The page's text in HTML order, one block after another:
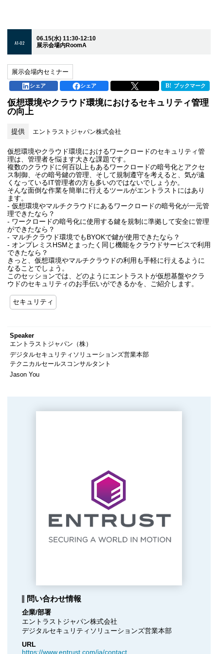
A1-02
06.15(水) 11:30-12:10
展示会場内RoomA
展示会場内セミナー
シェア シェア ブックマーク
仮想環境やクラウド環境におけるセキュリティ管理
の向上
提供 エントラストジャパン株式会社
仮想環境やクラウド環境におけるワークロードのセキュリティ管
理は、管理者を悩ます大きな課題です。
複数のクラウドに何百以上もあるワークロードの暗号化とアクセ
ス制御、その暗号鍵の管理、そして規制遵守を考えると、気が遠
くなっているIT管理者の方も多いのではないでしょうか。
そんな面倒な作業を簡単に行えるツールがエントラストにはあり
ます。
- 仮想環境やマルチクラウドにあるワークロードの暗号化が一元管
理できたなら？
- ワークロードの暗号化に使用する鍵を規制に準拠して安全に管理
ができたなら？
- マルチクラウド環境でもBYOKで鍵が使用できたなら？
- オンプレミスHSMとまったく同じ機能をクラウドサービスで利用
できたなら？
きっと、仮想環境やマルチクラウドの利用も手軽に行えるように
なることでしょう。
このセッションでは、どのようにエントラストが仮想基盤やクラ
ウドのセキュリティのお手伝いができるかを、ご紹介します。
セキュリティ
Speaker
エントラストジャパン（株）
デジタルセキュリティソリューションズ営業本部
テクニカルセールスコンサルタント
Jason You
問い合わせ情報
企業/部署
エントラストジャパン株式会社
デジタルセキュリティソリューションズ営業本部
URL
https://www.entrust.com/ja/contact